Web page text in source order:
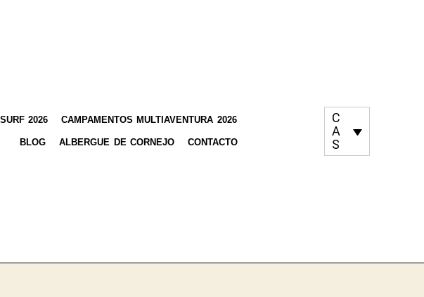
2026 CAMPAMENTOS MULTIAVENTURA 2026
BLOG ALBERGUE DE CORNEJO CONTACTO
C
A
S